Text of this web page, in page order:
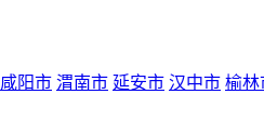
咸阳市 渭南市 延安市 汉中市 榆林